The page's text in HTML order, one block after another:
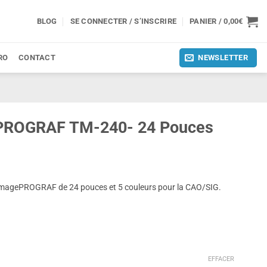
BLOG SE CONNECTER / S’INSCRIRE PANIER /0,00€
CONTACT NEWSLETTER
TM-240- 24 Pouces
de 24 pouces et 5 couleurs pour la CAO/SIG.
EFFACER